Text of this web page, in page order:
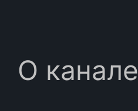
О канале